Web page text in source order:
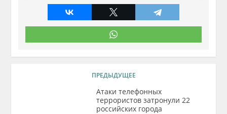
ПРЕДЫДУЩЕЕ
Атаки телефонных
террористов затронули 22
российских города